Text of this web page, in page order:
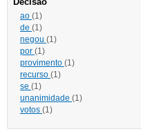
ao (1)
de (1)
negou (1)
por (1)
provimento (1)
recurso (1)
se (1)
unanimidade (1)
votos (1)